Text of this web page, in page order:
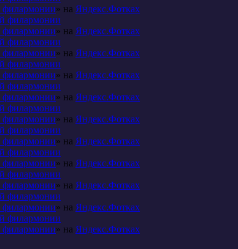
филармонии» на Яндекс.Фотках
филармонии» на Яндекс.Фотках
филармонии» на Яндекс.Фотках
филармонии» на Яндекс.Фотках
филармонии» на Яндекс.Фотках
филармонии» на Яндекс.Фотках
филармонии» на Яндекс.Фотках
филармонии» на Яндекс.Фотках
филармонии» на Яндекс.Фотках
филармонии» на Яндекс.Фотках
филармонии» на Яндекс.Фотках